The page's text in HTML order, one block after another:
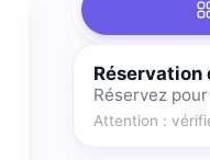
Réservation
Réservez
Attention :